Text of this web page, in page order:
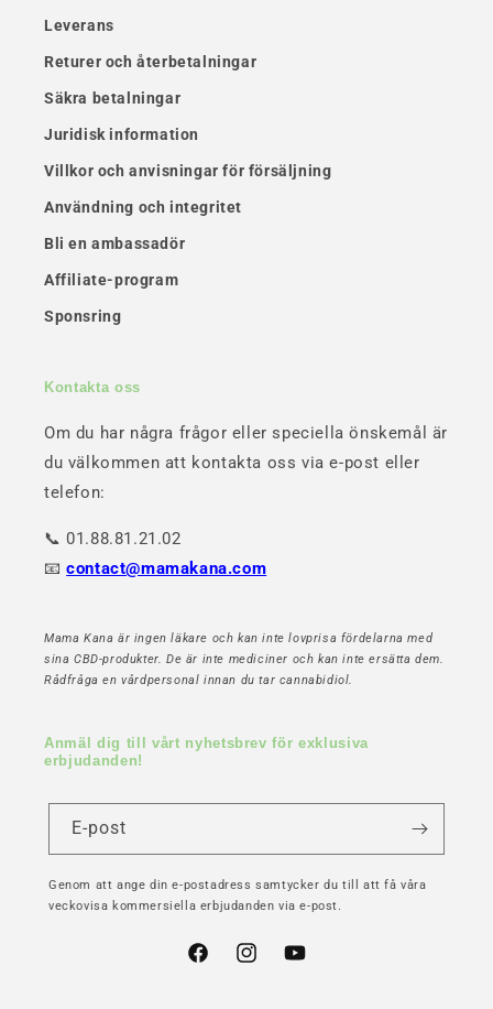
Leverans
Returer och återbetalningar
Säkra betalningar
Juridisk information
Villkor och anvisningar för försäljning
Användning och integritet
Bli en ambassadör
Affiliate-program
Sponsring
Kontakta oss
Om du har några frågor eller speciella önskemål är
du välkommen att kontakta oss via e-post eller
telefon:
📞 01.88.81.21.02
📧contact@mamakana.com
Mama Kana är ingen läkare och kan inte lovprisa fördelarna med
sina CBD-produkter. De är inte mediciner och kan inte ersätta dem.
Rådfråga en vårdpersonal innan du tar cannabidiol.
Anmäl dig till vårt nyhetsbrev för exklusiva
erbjudanden!
E-post
Genom att ange din e-postadress samtycker du till att få våra
veckovisa kommersiella erbjudanden via e-post.
FacebookInstagramYouTube